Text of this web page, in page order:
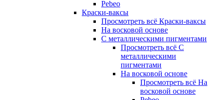
Pebeo
Краски-ваксы
Просмотреть всё Краски-ваксы
На восковой основе
С металлическими пигментами
Просмотреть всё С
металлическими
пигментами
На восковой основе
Просмотреть всё На
восковой основе